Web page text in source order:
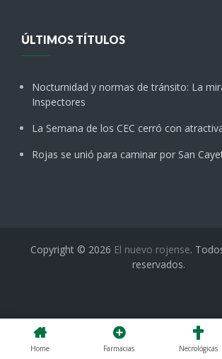
ÚLTIMOS TÍTULOS
Nocturnidad y normas de tránsito: La
Inspectores
La Semana de los CEC cerró con
Rojas se unió para caminar por San
Copyright © 2026 El nuevo rojense.
reservados.
Home Farmacias Necrológicas